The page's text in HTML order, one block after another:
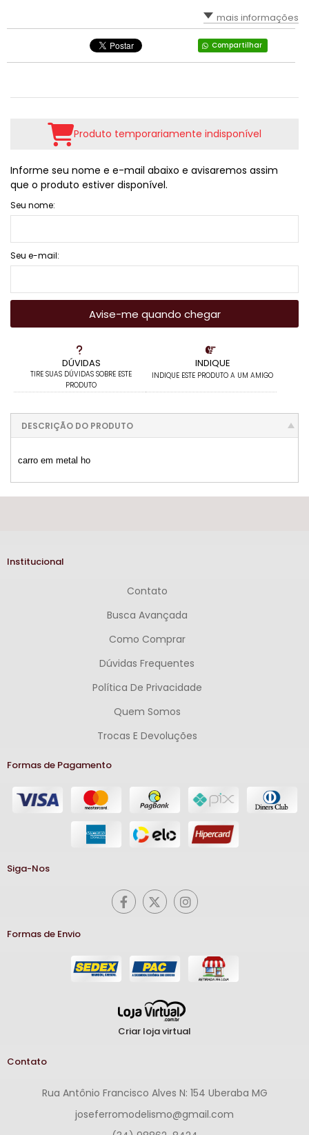
mais informações
Compartilhar
DÚVIDAS
TIRE SUAS DÚVIDAS SOBRE ESTE
PRODUTO
INDIQUE
INDIQUE ESTE PRODUTO A UM AMIGO
Produto temporariamente indisponível
Informe seu nome e e-mail abaixo e avisaremos assim
que o produto estiver disponível.
Seu nome:
Seu e-mail:
Avise-me quando chegar
DESCRIÇÃO DO PRODUTO
carro em metal ho
Institucional
Contato
Busca Avançada
Como Comprar
Dúvidas Frequentes
Política De Privacidade
Quem Somos
Trocas E Devoluções
Formas de Pagamento
Siga-Nos
Formas de Envio
Criar loja virtual
Contato
Rua Antônio Francisco Alves N: 154 Uberaba MG
joseferromodelismo@gmail.com